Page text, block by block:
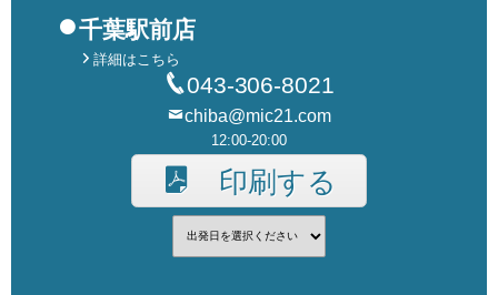
千葉駅前店
詳細はこちら
043-306-8021
chiba@mic21.com
12:00-20:00
印刷する